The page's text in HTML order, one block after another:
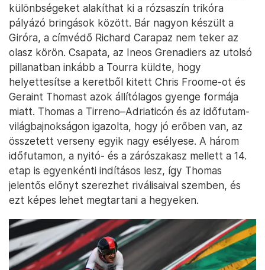
különbségeket alakíthat ki a rózsaszín trikóra
pályázó bringások között. Bár nagyon készült a
Giróra, a címvédő Richard Carapaz nem teker az
olasz körön. Csapata, az Ineos Grenadiers az utolsó
pillanatban inkább a Tourra küldte, hogy
helyettesítse a keretből kitett Chris Froome-ot és
Geraint Thomast azok állítólagos gyenge formája
miatt. Thomas a Tirreno–Adriaticón és az időfutam-
világbajnokságon igazolta, hogy jó erőben van, az
összetett verseny egyik nagy esélyese. A három
időfutamon, a nyitó- és a zárószakasz mellett a 14.
etap is egyenkénti indításos lesz, így Thomas
jelentős előnyt szerezhet riválisaival szemben, és
ezt képes lehet megtartani a hegyeken.